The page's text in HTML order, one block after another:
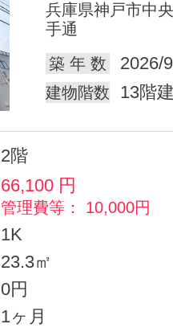
兵庫県神戸市中
手通
築 年 数
2026/
建物階数 13階
2階
66,100 円
管理費等： 10,000円
1K
23.3㎡
0円
1ヶ月